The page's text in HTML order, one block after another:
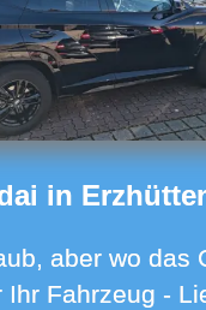
in
Fahrzeug -